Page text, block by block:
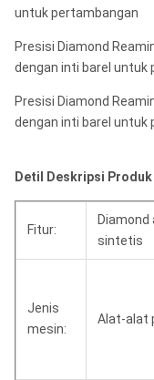
untuk pertambangan
Presisi Diamond
dengan inti barel untuk
Presisi Diamond
dengan inti barel untuk
Detil Deskripsi Produk
Fitur:
Diamond
sintetis
Jenis
mesin:
Alat-alat